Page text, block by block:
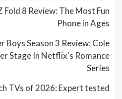
Fold 8 Review: The Most Fun
Phone in Ages
Boys Season 3 Review: Cole
Stage In Netflix's Romance
Series
TVs of 2026: Expert tested